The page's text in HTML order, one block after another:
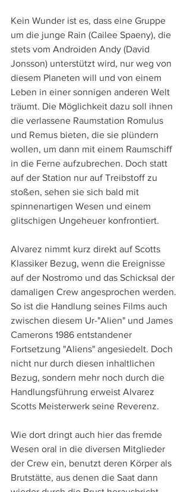
Kein Wunder ist es, dass eine Gruppe
um die junge Rain (Cailee Spaeny), die
stets vom Androiden Andy (David
Jonsson) unterstützt wird, nur weg von
diesem Planeten will und von einem
Leben in einer sonnigen anderen Welt
träumt. Die Möglichkeit dazu soll ihnen
die verlassene Raumstation Romulus
und Remus bieten, die sie plündern
wollen, um dann mit einem Raumschiff
in die Ferne aufzubrechen. Doch statt
auf der Station nur auf Treibstoff zu
stoßen, sehen sie sich bald mit
spinnenartigen Wesen und einem
glitschigen Ungeheuer konfrontiert.
Alvarez nimmt kurz direkt auf Scotts
Klassiker Bezug, wenn die Ereignisse
auf der Nostromo und das Schicksal der
damaligen Crew angesprochen werden.
So ist die Handlung seines Films auch
zwischen diesem Ur-"Alien" und James
Camerons 1986 entstandener
Fortsetzung "Aliens" angesiedelt. Doch
nicht nur durch diesen inhaltlichen
Bezug, sondern mehr noch durch die
Handlungsführung erweist Alvarez
Scotts Meisterwerk seine Reverenz.
Wie dort dringt auch hier das fremde
Wesen oral in die diversen Mitglieder
der Crew ein, benutzt deren Körper als
Brutstätte, aus denen die Saat dann